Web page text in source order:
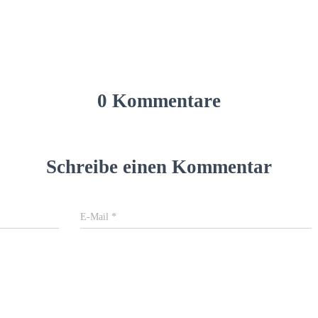
0 Kommentare
Schreibe einen Kommentar
E-Mail *